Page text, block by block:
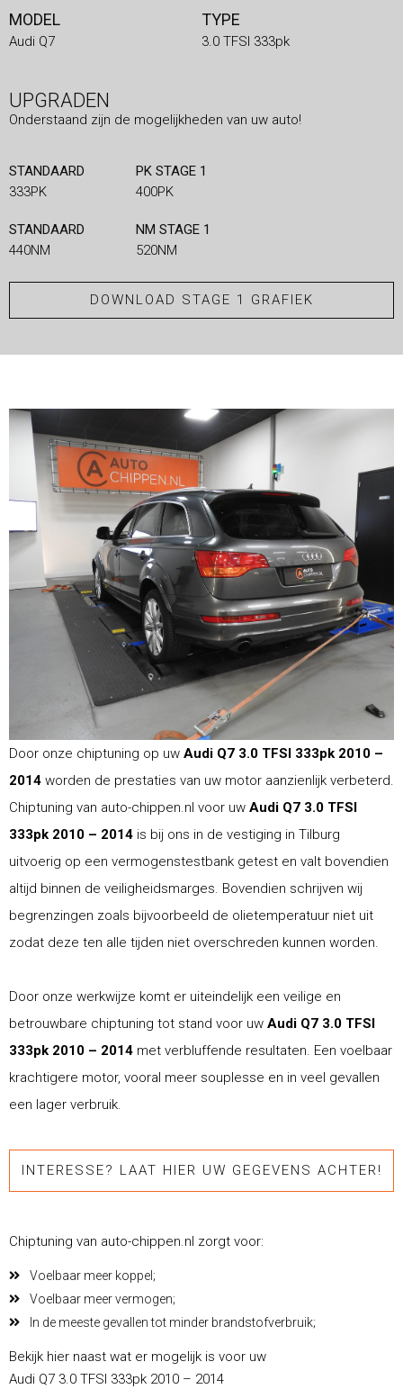
MODEL
Audi Q7
TYPE
3.0 TFSI 333pk
UPGRADEN
Onderstaand zijn de mogelijkheden van uw auto!
STANDAARD
333PK
PK STAGE 1
400PK
STANDAARD
440NM
NM STAGE 1
520NM
DOWNLOAD STAGE 1 GRAFIEK
Door onze chiptuning op uw Audi Q7 3.0 TFSI 333pk 2010 –
2014 worden de prestaties van uw motor aanzienlijk verbeterd.
Chiptuning van auto-chippen.nl voor uw Audi Q7 3.0 TFSI
333pk 2010 – 2014 is bij ons in de vestiging in Tilburg
uitvoerig op een vermogenstestbank getest en valt bovendien
altijd binnen de veiligheidsmarges. Bovendien schrijven wij
begrenzingen zoals bijvoorbeeld de olietemperatuur niet uit
zodat deze ten alle tijden niet overschreden kunnen worden.
Door onze werkwijze komt er uiteindelijk een veilige en
betrouwbare chiptuning tot stand voor uw Audi Q7 3.0 TFSI
333pk 2010 – 2014 met verbluffende resultaten. Een voelbaar
krachtigere motor, vooral meer souplesse en in veel gevallen
een lager verbruik.
INTERESSE? LAAT HIER UW GEGEVENS ACHTER!
Chiptuning van auto-chippen.nl zorgt voor:
Voelbaar meer koppel;
Voelbaar meer vermogen;
In de meeste gevallen tot minder brandstofverbruik;
Bekijk hier naast wat er mogelijk is voor uw
Audi Q7 3.0 TFSI 333pk 2010 – 2014